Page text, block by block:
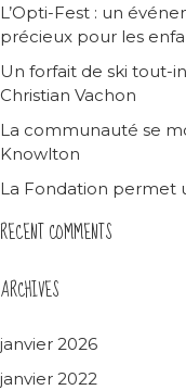
L’Opti-Fest : un
précieux pour les
Un forfait de ski tout-
Christian Vachon
La communauté se
Knowlton
La Fondation permet
RECENT COMMENTS
ARCHIVES
janvier 2026
janvier 2022